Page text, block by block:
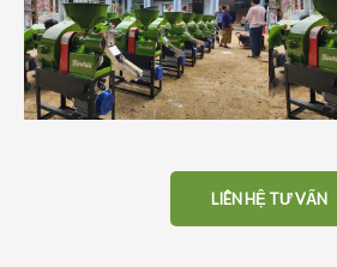
LIÊN HỆ TƯ VẤN